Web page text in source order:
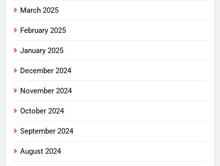
March 2025
February 2025
January 2025
December 2024
November 2024
October 2024
September 2024
August 2024